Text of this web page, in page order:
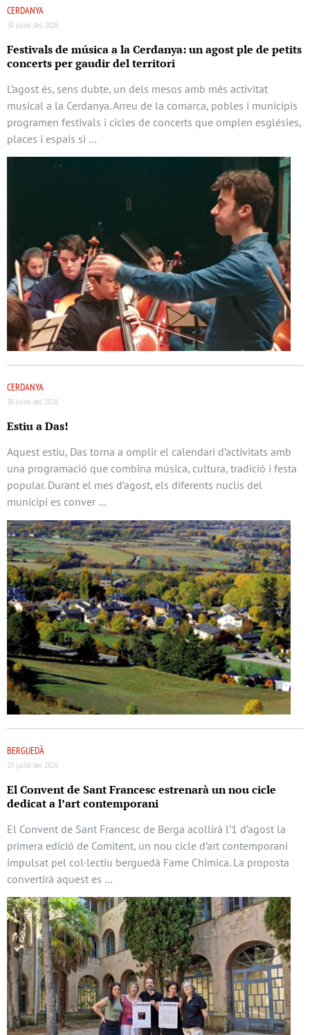
CERDANYA
30 juliol del 2026
Festivals de música a la Cerdanya: un agost ple de petits
concerts per gaudir del territori
L’agost és, sens dubte, un dels mesos amb més activitat
musical a la Cerdanya. Arreu de la comarca, pobles i municipis
programen festivals i cicles de concerts que omplen esglésies,
places i espais si …
CERDANYA
30 juliol del 2026
Estiu a Das!
Aquest estiu, Das torna a omplir el calendari d’activitats amb
una programació que combina música, cultura, tradició i festa
popular. Durant el mes d’agost, els diferents nuclis del
municipi es conver …
BERGUEDÀ
29 juliol del 2026
El Convent de Sant Francesc estrenarà un nou cicle
dedicat a l’art contemporani
El Convent de Sant Francesc de Berga acollirà l’1 d’agost la
primera edició de Comitent, un nou cicle d’art contemporani
impulsat pel col·lectiu berguedà Fame Chimica. La proposta
convertirà aquest es …